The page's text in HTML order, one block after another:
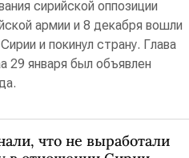
сирийской оппозиции
армии и 8 декабря вошли
и покинул страну. Глава
29 января был объявлен
что не выработали